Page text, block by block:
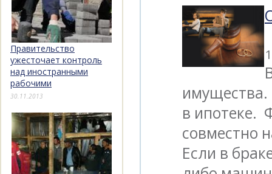
имущества.
в ипотеке.
совместно
Если в
Правительство
ужесточает контроль
над иностранными
рабочими
30.11.2013